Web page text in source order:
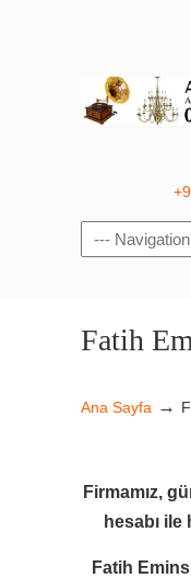
Navigation
Fatih
Ana Sayfa →
Firmamız,
hesabı ile
Fatih